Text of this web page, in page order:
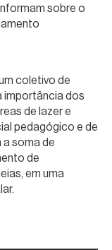
sobre o
coletivo de
importância dos
de lazer e
pedagógico e de
soma de
de
em uma